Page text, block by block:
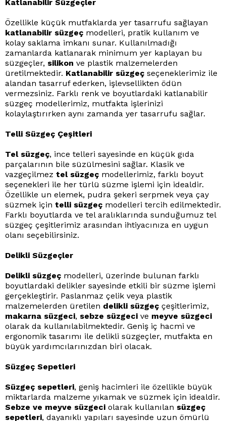
Katlanabilir Süzgeçler
Özellikle küçük mutfaklarda yer tasarrufu sağlayan
katlanabilir süzgeç modelleri, pratik kullanım ve
kolay saklama imkanı sunar. Kullanılmadığı
zamanlarda katlanarak minimum yer kaplayan bu
süzgeçler, silikon ve plastik malzemelerden
üretilmektedir. Katlanabilir süzgeç seçeneklerimiz ile
alandan tasarruf ederken, işlevsellikten ödün
vermezsiniz. Farklı renk ve boyutlardaki katlanabilir
süzgeç modellerimiz, mutfakta işlerinizi
kolaylaştırırken aynı zamanda yer tasarrufu sağlar.
Telli Süzgeç Çeşitleri
Tel süzgeç, ince telleri sayesinde en küçük gıda
parçalarının bile süzülmesini sağlar. Klasik ve
vazgeçilmez tel süzgeç modellerimiz, farklı boyut
seçenekleri ile her türlü süzme işlemi için idealdir.
Özellikle un elemek, pudra şekeri serpmek veya çay
süzmek için telli süzgeç modelleri tercih edilmektedir.
Farklı boyutlarda ve tel aralıklarında sunduğumuz tel
süzgeç çeşitlerimiz arasından ihtiyacınıza en uygun
olanı seçebilirsiniz.
Delikli Süzgeçler
Delikli süzgeç modelleri, üzerinde bulunan farklı
boyutlardaki delikler sayesinde etkili bir süzme işlemi
gerçekleştirir. Paslanmaz çelik veya plastik
malzemelerden üretilen delikli süzgeç çeşitlerimiz,
makarna süzgeci, sebze süzgeci ve meyve süzgeci
olarak da kullanılabilmektedir. Geniş iç hacmi ve
ergonomik tasarımı ile delikli süzgeçler, mutfakta en
büyük yardımcılarınızdan biri olacak.
Süzgeç Sepetleri
Süzgeç sepetleri, geniş hacimleri ile özellikle büyük
miktarlarda malzeme yıkamak ve süzmek için idealdir.
Sebze ve meyve süzgeci olarak kullanılan süzgeç
sepetleri, dayanıklı yapıları sayesinde uzun ömürlü